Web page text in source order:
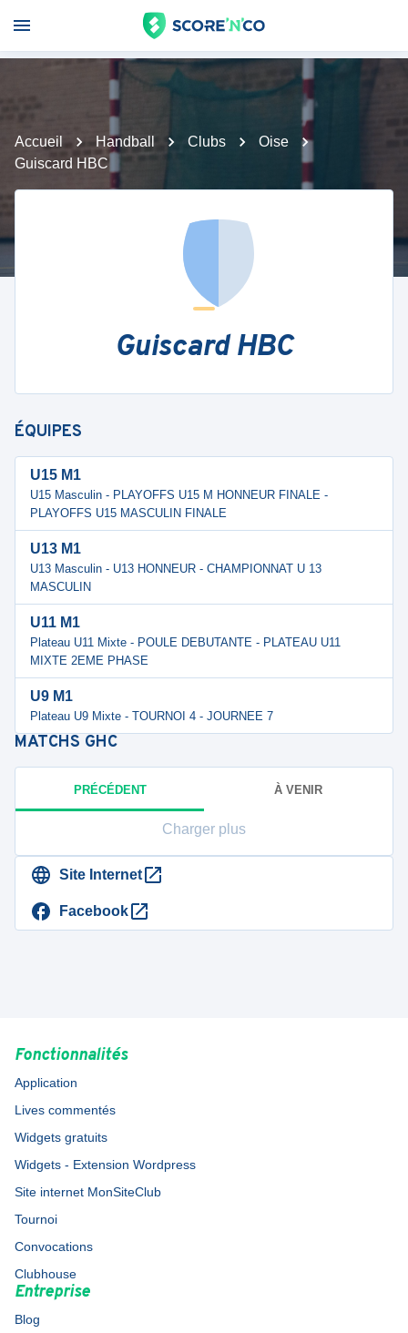
Accueil Handball Clubs
Oise
Guiscard HBC
Guiscard HBC
ÉQUIPES
U15 M1
U15 Masculin - PLAYOFFS U15 M HONNEUR FINALE -
PLAYOFFS U15 MASCULIN FINALE
U13 M1
U13 Masculin - U13 HONNEUR - CHAMPIONNAT U 13
MASCULIN
U11 M1
Plateau U11 Mixte - POULE DEBUTANTE - PLATEAU U11
MIXTE 2EME PHASE
U9 M1
Plateau U9 Mixte - TOURNOI 4 - JOURNEE 7
MATCHS GHC
PRÉCÉDENT À VENIR
Charger plus
Site Internet
Facebook
Fonctionnalités
Application
Lives commentés
Widgets gratuits
Widgets - Extension Wordpress
Site internet MonSiteClub
Tournoi
Convocations
Clubhouse
Entreprise
Blog